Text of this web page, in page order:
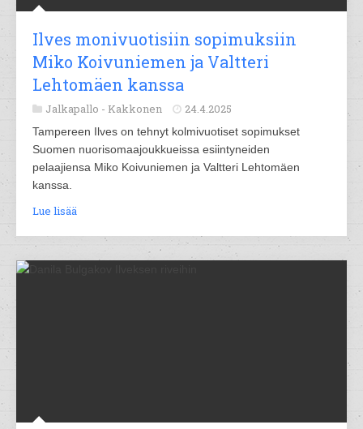
Ilves monivuotisiin sopimuksiin
Miko Koivuniemen ja Valtteri
Lehtomäen kanssa
Jalkapallo - Kakkonen 24.4.2025
Tampereen Ilves on tehnyt kolmivuotiset sopimukset
Suomen nuorisomaajoukkueissa esiintyneiden
pelaajiensa Miko Koivuniemen ja Valtteri Lehtomäen
kanssa.
Lue lisää